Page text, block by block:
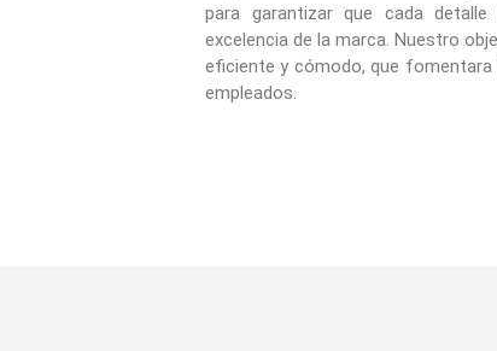
para garantizar que cada
excelencia de la marca. Nuestro
eficiente y cómodo, que
empleados.